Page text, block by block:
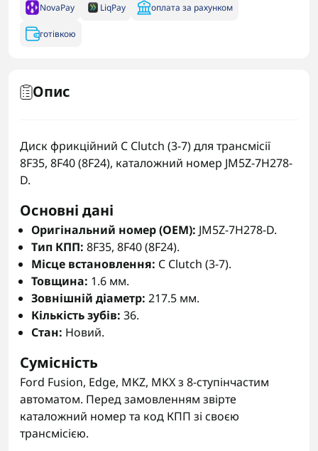
NovaPay LiqPay оплата за рахунком
готівкою
Опис
Диск фрикційний C Clutch (3-7) для трансмісії
8F35, 8F40 (8F24), каталожний номер JM5Z-7H278-
D.
Основні дані
Оригінальний номер (OEM): JM5Z-7H278-D.
Тип КПП: 8F35, 8F40 (8F24).
Місце встановлення: C Clutch (3-7).
Товщина: 1.6 мм.
Зовнішній діаметр: 217.5 мм.
Кількість зубів: 36.
Стан: Новий.
Сумісність
Ford Fusion, Edge, MKZ, MKX з 8-ступінчастим
автоматом. Перед замовленням звірте
каталожний номер та код КПП зі своєю
трансмісією.